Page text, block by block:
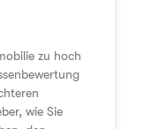
zu hoch
wie Sie